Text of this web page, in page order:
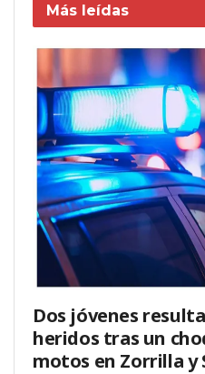
Más leídas
Dos jóvenes
heridos tras un
motos en Zorrilla y